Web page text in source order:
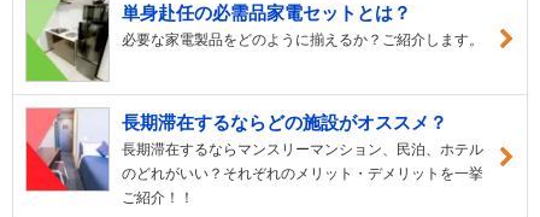
単身赴任の必需品家電セットとは？
必要な家電製品をどのように揃えるか？ご紹介します。
長期滞在するならどの施設がオススメ？
長期滞在するならマンスリーマンション、民泊、ホテル
のどれがいい？それぞれのメリット・デメリットを一挙
ご紹介！！